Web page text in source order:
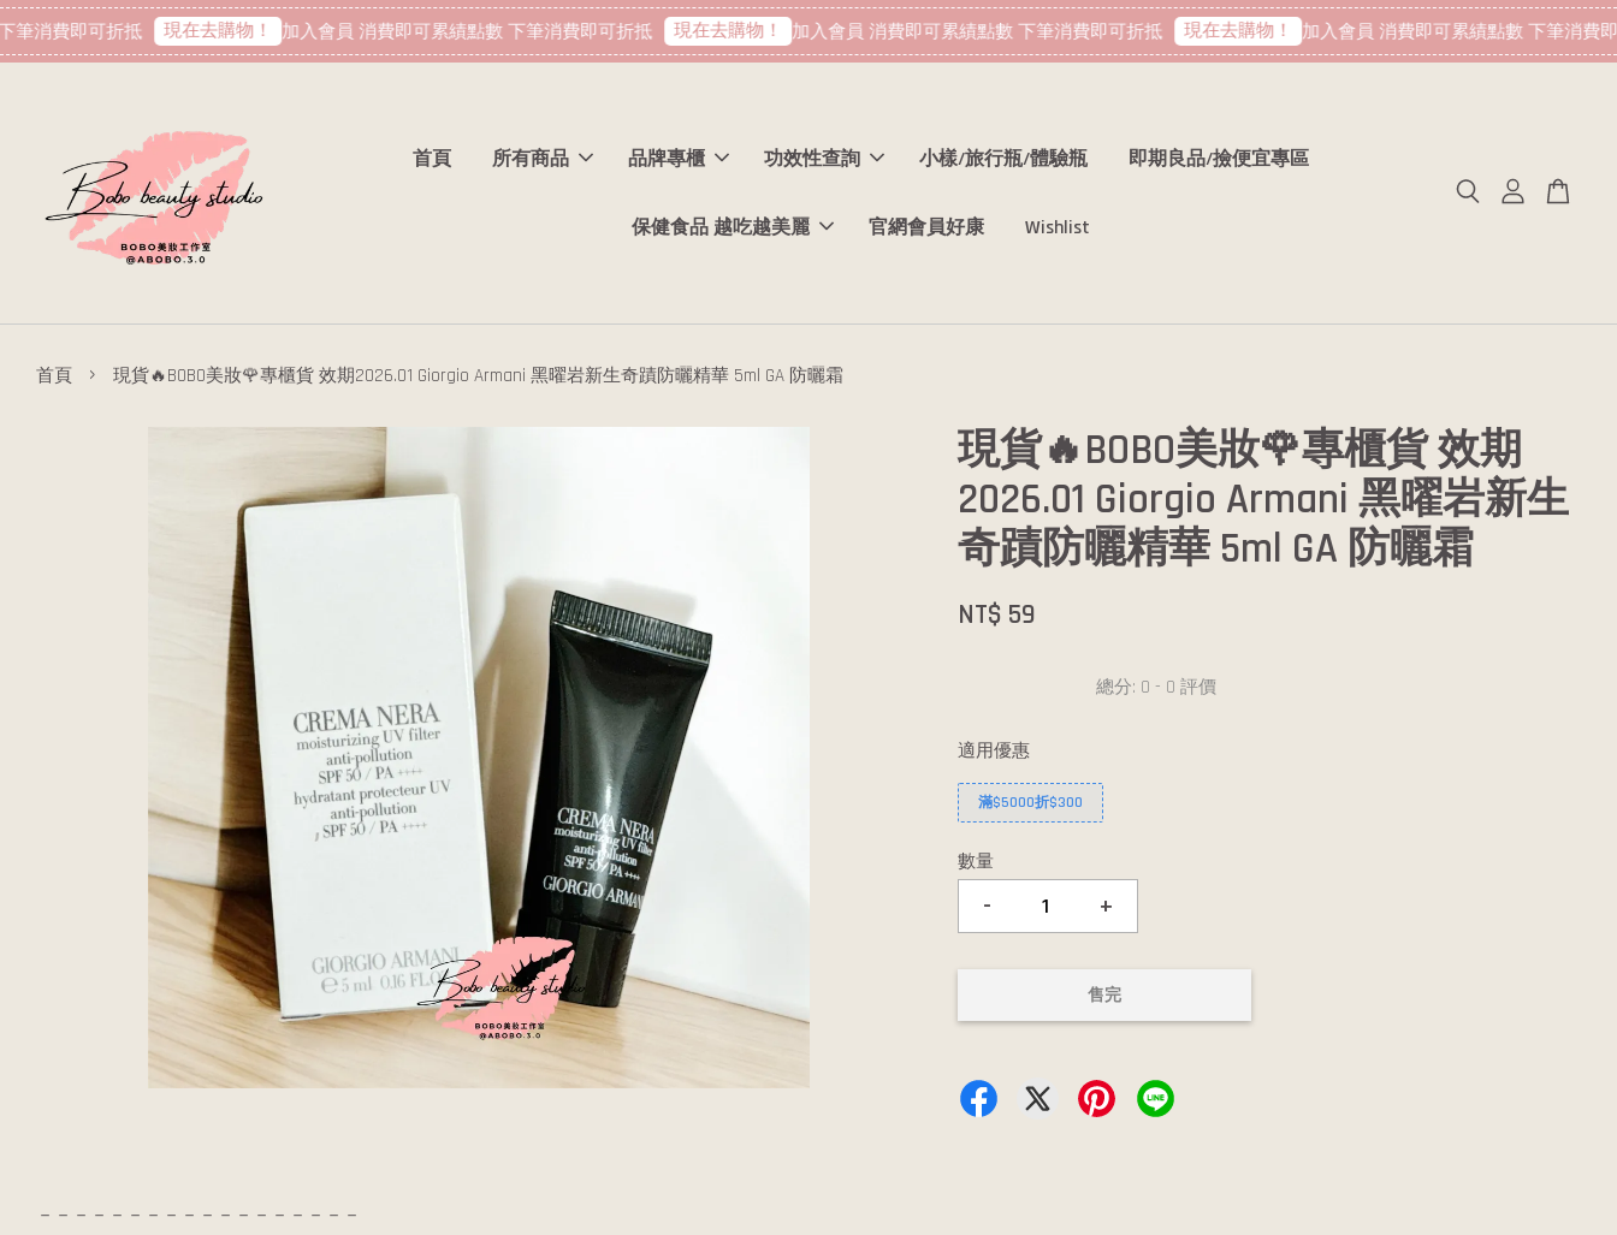
消費即可折抵 現在去購物！ 加入會員 消費即可累績點數 下筆消費即可折抵 現在去購物！ 加入會員 消費即可累績點數 下筆消費即可折抵 現在去購物！ 加入會員 消費即可累績點數 下筆消費即可
首頁 所有商品 品牌專櫃 功效性查詢 小樣/旅行瓶/體驗瓶 即期良品/撿便宜專區
保健食品 越吃越美麗 官網會員好康 Wishlist
首頁 › 現貨🔥BOBO美妝🌹專櫃貨 效期2026.01 Giorgio Armani 黑曜岩新生奇蹟防曬精華 5ml GA 防曬霜
現貨🔥BOBO美妝🌹專櫃貨 效期
2026.01 Giorgio Armani 黑曜岩新生
奇蹟防曬精華 5ml GA 防曬霜
NT$ 59
總分: 0 - 0 評價
適用優惠
滿$5000折$300
數量
- +
售完
－－－－－－－－－－－－－－－－－－